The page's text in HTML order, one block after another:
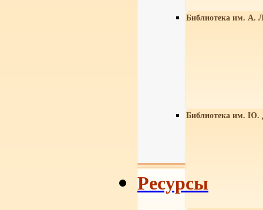
Библиотека им. А.
Библиотека им. Ю.
Ресурсы